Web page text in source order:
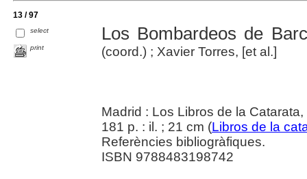
13 / 97
select
print
Los Bombardeos de
(coord.) ; Xavier Torres, [et al.]
Madrid : Los Libros de la
181 p. : il. ; 21 cm (Libros de la
Referències bibliogràfiques.
ISBN 9788483198742